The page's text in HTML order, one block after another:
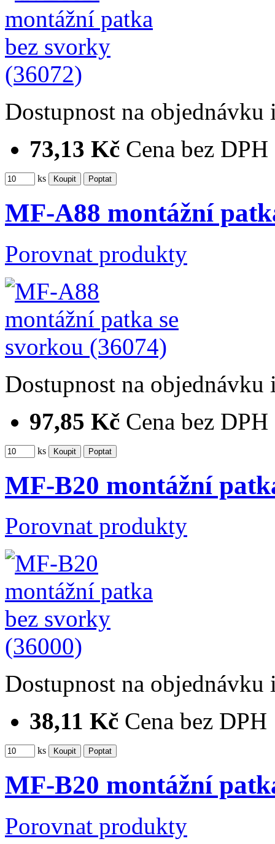
Dostupnost na objednávku
73,13 Kč Cena bez DPH
ks
MF-A88 montážní
Porovnat produkty
Dostupnost na objednávku
97,85 Kč Cena bez DPH
ks
MF-B20 montážní
Porovnat produkty
Dostupnost na objednávku
38,11 Kč Cena bez DPH
ks
MF-B20 montážní
Porovnat produkty